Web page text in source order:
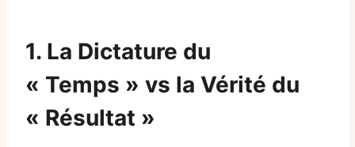
1. La Dictature du
« Temps » vs la Vérité du
« Résultat »